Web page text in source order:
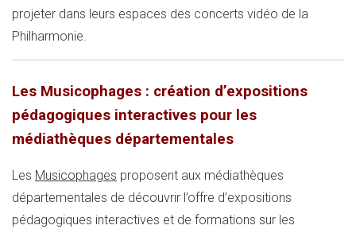
projeter dans leurs espaces des concerts vidéo de la
Philharmonie.
Les Musicophages : création d’expositions
pédagogiques interactives pour les
médiathèques départementales
Les Musicophages proposent aux médiathèques
départementales de découvrir l’offre d’expositions
pédagogiques interactives et de formations sur les